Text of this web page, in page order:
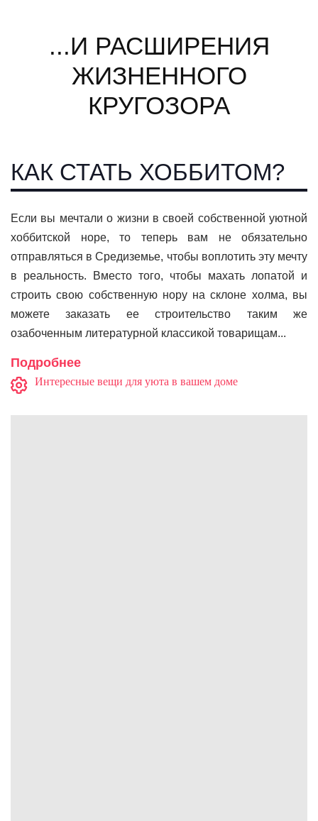
...И РАСШИРЕНИЯ
ЖИЗНЕННОГО
КРУГОЗОРА
КАК СТАТЬ ХОББИТОМ?
Если вы мечтали о жизни в своей собственной уютной
хоббитской норе, то теперь вам не обязательно
отправляться в Средиземье, чтобы воплотить эту мечту
в реальность. Вместо того, чтобы махать лопатой и
строить свою собственную нору на склоне холма, вы
можете заказать ее строительство таким же
озабоченным литературной классикой товарищам...
Подробнее
Интересные вещи для уюта в вашем доме